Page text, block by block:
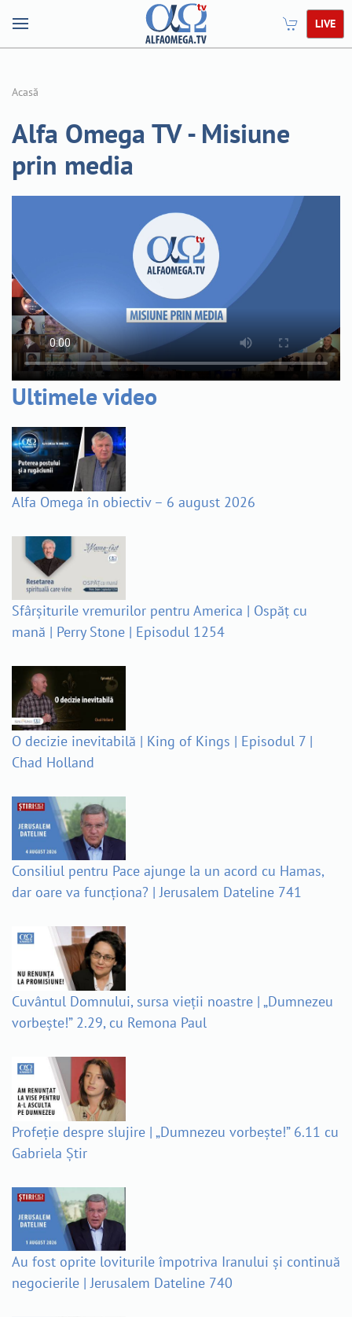
LIVE
Acasă
Alfa Omega TV - Misiune
prin media
Ultimele video
Alfa Omega în obiectiv – 6 august 2026
Sfârșiturile vremurilor pentru America | Ospăț cu
mană | Perry Stone | Episodul 1254
O decizie inevitabilă | King of Kings | Episodul 7 |
Chad Holland
Consiliul pentru Pace ajunge la un acord cu Hamas,
dar oare va funcționa? | Jerusalem Dateline 741
Cuvântul Domnului, sursa vieții noastre | „Dumnezeu
vorbește!” 2.29, cu Remona Paul
Profeție despre slujire | „Dumnezeu vorbește!” 6.11 cu
Gabriela Știr
Au fost oprite loviturile împotriva Iranului și continuă
negocierile | Jerusalem Dateline 740